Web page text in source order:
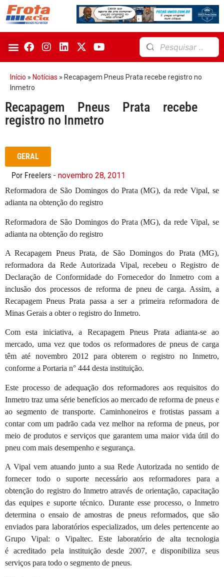
Início » Notícias » Recapagem Pneus Prata recebe registro no
Inmetro
Recapagem Pneus Prata recebe
registro no Inmetro
GERAL
Por Freelers - novembro 28, 2011
Reformadora de São Domingos do Prata (MG), da rede Vipal, se
adianta na obtenção do registro
Reformadora de São Domingos do Prata (MG), da rede Vipal, se
adianta na obtenção do registro
A Recapagem Pneus Prata, de São Domingos do Prata (MG),
reformadora da Rede Autorizada Vipal, recebeu o Registro de
Declaração de Conformidade do Fornecedor do Inmetro com a
inclusão dos processos de reforma de pneu de carga. Assim, a
Recapagem Pneus Prata passa a ser a primeira reformadora de
Minas Gerais a obter o registro do Inmetro.
Com esta iniciativa, a Recapagem Pneus Prata adianta-se ao
mercado, uma vez que todos os reformadores de pneus de carga
têm até novembro 2012 para obterem o registro no Inmetro,
conforme a Portaria n° 444 desta instituição.
Este processo de adequação dos reformadores aos requisitos do
Inmetro traz uma série benefícios ao mercado de reforma de pneus e
ao segmento de transporte. Caminhoneiros e frotistas passam a
contar com um padrão cada vez melhor na reforma de pneus, por
meio de produtos e serviços que garantem uma maior vida útil do
pneu com mais desempenho e segurança.
A Vipal vem atuando junto a sua Rede Autorizada no sentido de
fornecer todo o suporte necessário aos reformadores para a
obtenção do registro do Inmetro através de orientação, capacitação
das equipes e suporte técnico. Durante esse processo, o Inmetro
determina o ensaio de amostras de pneus reformados, que são
enviados para laboratórios especializados, um deles pertencente ao
Grupo Vipal: o Vipaltec. Este laboratório de alta tecnologia
é acreditado pela instituição desde 2007, e disponibiliza seus
serviços para todo o segmento de pneus.